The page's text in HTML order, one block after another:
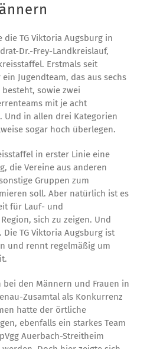
die TG Viktoria Augsburg in
Dr.-Frey-Landkreislauf,
Erstmals seit
Jugendteam, das aus sechs
sowie zwei
mit je acht
Und in allen drei Kategorien
sogar hoch überlegen.
in erster Linie eine
die Vereine aus anderen
Gruppen zum
soll. Aber natürlich ist es
für Lauf- und
sich zu zeigen. Und
TG Viktoria Augsburg ist
und rennt regelmäßig um
den Männern und Frauen in
Zusamtal als Konkurrenz
hatte der örtliche
ebenfalls ein starkes Team
Auerbach-Streitheim